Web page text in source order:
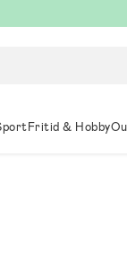
Fritid & Hobby